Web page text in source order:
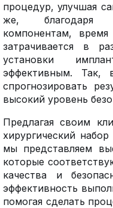
процедур, улучшая
же, благодаря
компонентам,
затрачивается в
установки
эффективным. Так,
спрогнозировать
высокий уровень
Предлагая своим
хирургический
мы представляем
которые
качества и
эффективность
помогая сделать